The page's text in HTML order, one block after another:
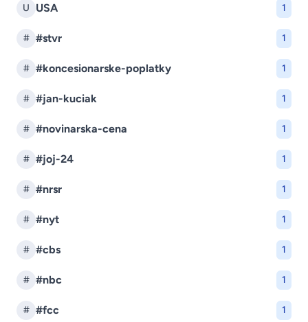
U USA 1
# #stvr 1
# #koncesionarske-poplatky 1
# #jan-kuciak 1
# #novinarska-cena 1
# #joj-24 1
# #nrsr 1
# #nyt 1
# #cbs 1
# #nbc 1
# #fcc 1